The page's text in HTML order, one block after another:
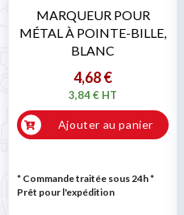
MARQUEUR POUR
MÉTAL À POINTE-BILLE,
BLANC
4,68 €
3,84 € HT
Ajouter au panier
* Commande traitée sous 24h*
Prêt pour l'expédition